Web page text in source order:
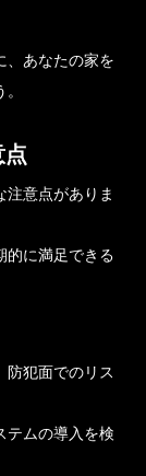
、あなたの家を
点
注意点がありま
的に満足できる
防犯面でのリス
テムの導入を検